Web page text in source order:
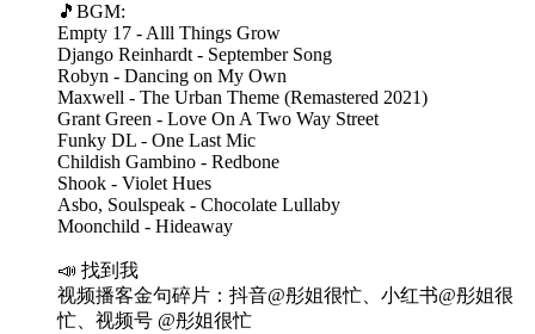
🎵BGM:
Empty 17 - Alll Things Grow
Django Reinhardt - September Song
Robyn - Dancing on My Own
Maxwell - The Urban Theme (Remastered 2021)
Grant Green - Love On A Two Way Street
Funky DL - One Last Mic
Childish Gambino - Redbone
Shook - Violet Hues
Asbo, Soulspeak - Chocolate Lullaby
Moonchild - Hideaway
📣 找到我
视频播客金句碎片：抖音@彤姐很忙、小红书@彤姐很
忙、视频号 @彤姐很忙